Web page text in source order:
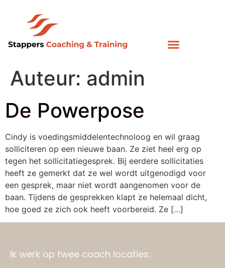
Auteur: admin
De Powerpose
Cindy is voedingsmiddelentechnoloog en wil graag
solliciteren op een nieuwe baan. Ze ziet heel erg op
tegen het sollicitatiegesprek. Bij eerdere sollicitaties
heeft ze gemerkt dat ze wel wordt uitgenodigd voor
een gesprek, maar niet wordt aangenomen voor de
baan. Tijdens de gesprekken klapt ze helemaal dicht,
hoe goed ze zich ook heeft voorbereid. Ze […]
Ik werk op twee coach locaties: